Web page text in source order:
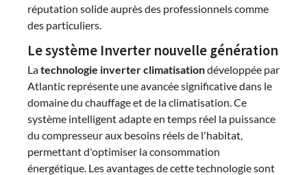
réputation solide auprès des professionnels comme
des particuliers.
Le système Inverter nouvelle génération
Latechnologie inverter climatisationdéveloppée par
Atlantic représente une avancée significative dans le
domaine du chauffage et de la climatisation. Ce
système intelligent adapte en temps réel la puissance
du compresseur aux besoins réels de l'habitat,
permettant d'optimiser la consommation
énergétique. Les avantages de cette technologie sont